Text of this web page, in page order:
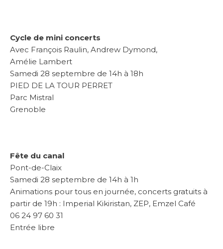
Cycle de mini concerts
Avec François Raulin, Andrew Dymond,
Amélie Lambert
Samedi 28 septembre de 14h à 18h
PIED DE LA TOUR PERRET
Parc Mistral
Grenoble
Fête du canal
Pont-de-Claix
Samedi 28 septembre de 14h à 1h
Animations pour tous en journée, concerts gratuits à
partir de 19h : Imperial Kikiristan, ZEP, Emzel Café
06 24 97 60 31
Entrée libre